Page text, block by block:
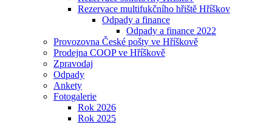
Rezervace multifukčního hřiště Hříškov
Odpady a finance
Odpady a finance 2022
Provozovna České pošty ve Hříškově
Prodejna COOP ve Hříškově
Zpravodaj
Odpady
Ankety
Fotogalerie
Rok 2026
Rok 2025